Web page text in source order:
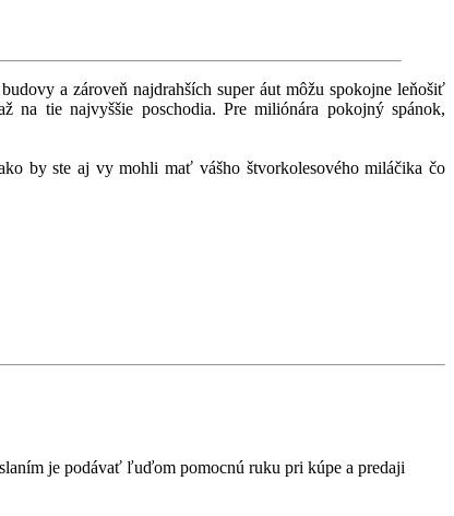
a zároveň najdrahších super áut môžu spokojne leňošiť
na tie najvyššie poschodia. Pre miliónára pokojný spánok,
by ste aj vy mohli mať vášho štvorkolesového miláčika čo
je podávať ľuďom pomocnú ruku pri kúpe a predaji